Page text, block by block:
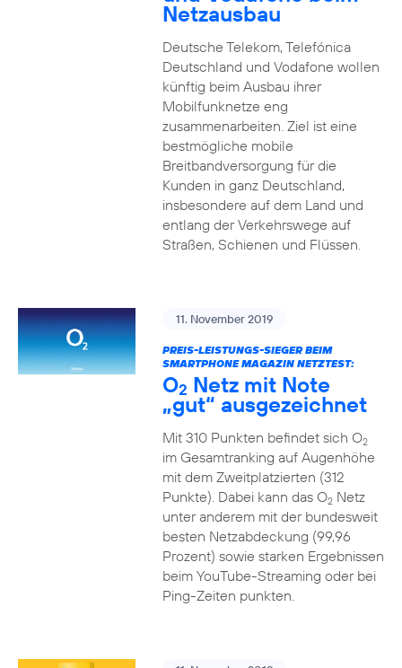
Netzausbau
Deutsche Telekom, Telefónica
Deutschland und Vodafone wollen
künftig beim Ausbau ihrer
Mobilfunknetze eng
zusammenarbeiten. Ziel ist eine
bestmögliche mobile
Breitbandversorgung für die
Kunden in ganz Deutschland,
insbesondere auf dem Land und
entlang der Verkehrswege auf
Straßen, Schienen und Flüssen.
11. November 2019
PREIS-LEISTUNGS-SIEGER BEIM
SMARTPHONE MAGAZIN NETZTEST:
O2 Netz mit Note
„gut“ ausgezeichnet
Mit 310 Punkten befindet sich O2
im Gesamtranking auf Augenhöhe
mit dem Zweitplatzierten (312
Punkte). Dabei kann das O2Netz
unter anderem mit der bundesweit
besten Netzabdeckung (99,96
Prozent) sowie starken Ergebnissen
beim YouTube-Streaming oder bei
Ping-Zeiten punkten.